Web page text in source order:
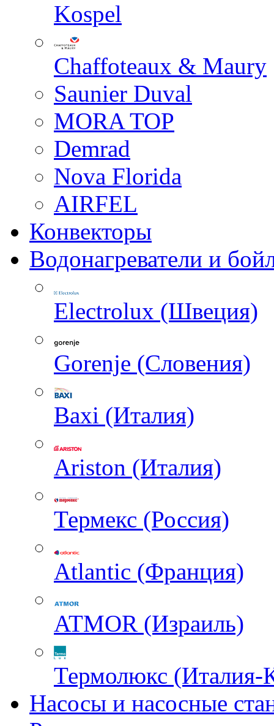
Kospel
Chaffoteaux & Maury
Saunier Duval
MORA TOP
Demrad
Nova Florida
AIRFEL
Конвекторы
Водонагреватели и
Electrolux (Швеция)
Gorenje (Словения)
Baxi (Италия)
Ariston (Италия)
Термекс (Россия)
Atlantic (Франция)
ATMOR (Израиль)
Термолюкс (Италия-
Насосы и насосные